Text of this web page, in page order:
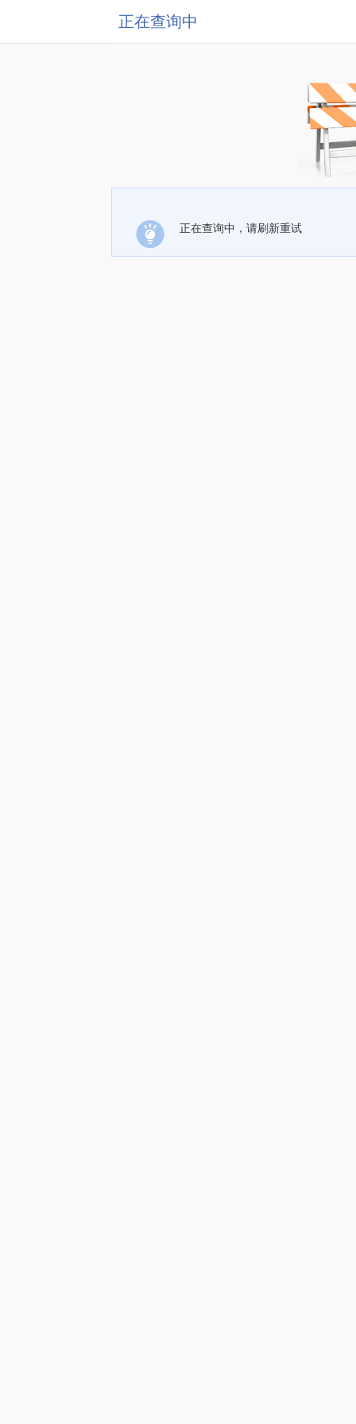
正在查询中
正在查询中，请刷新重试